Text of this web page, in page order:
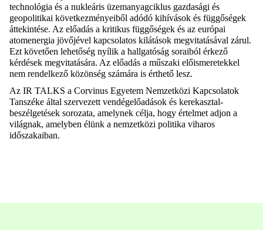
technológia és a nukleáris üzemanyagciklus gazdasági és
geopolitikai következményeiből adódó kihívások és függőségek
áttekintése. Az előadás a kritikus függőségek és az európai
atomenergia jövőjével kapcsolatos kilátások megvitatásával zárul.
Ezt követően lehetőség nyílik a hallgatóság soraiból érkező
kérdések megvitatására. Az előadás a műszaki előismeretekkel
nem rendelkező közönség számára is érthető lesz.
Az IR TALKS a Corvinus Egyetem Nemzetközi Kapcsolatok
Tanszéke által szervezett vendégelőadások és kerekasztal-
beszélgetések sorozata, amelynek célja, hogy értelmet adjon a
világnak, amelyben élünk a nemzetközi politika viharos
időszakaiban.